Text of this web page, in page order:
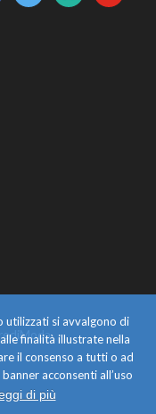
utilizzati si avvalgono di
finalità illustrate nella
il consenso a tutti o ad
acconsenti all’uso
di più